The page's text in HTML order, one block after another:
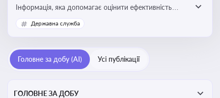
Інформація, яка допомагає оцінити ефективність
використання бюджетних коштів, виявити проблеми
реалізації та знайти шляхи їх удосконалення
Державна служба
Головне за добу (AI) Усі публікації
ГОЛОВНЕ ЗА ДОБУ